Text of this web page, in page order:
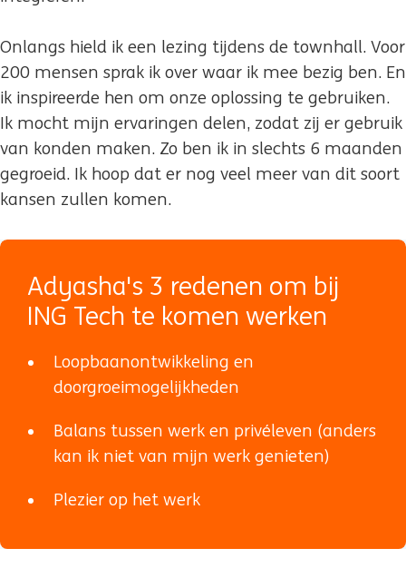
Onlangs hield ik een lezing tijdens de townhall. Voor
200 mensen sprak ik over waar ik mee bezig ben. En
ik inspireerde hen om onze oplossing te gebruiken.
Ik mocht mijn ervaringen delen, zodat zij er gebruik
van konden maken. Zo ben ik in slechts 6 maanden
gegroeid. Ik hoop dat er nog veel meer van dit soort
kansen zullen komen.
Adyasha's 3 redenen om bij
ING Tech te komen werken
Loopbaanontwikkeling en
doorgroeimogelijkheden
Balans tussen werk en privéleven (anders
kan ik niet van mijn werk genieten)
Plezier op het werk